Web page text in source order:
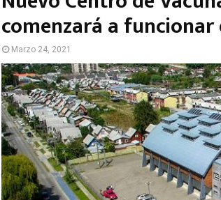
comenzará a
Marzo 24, 2021